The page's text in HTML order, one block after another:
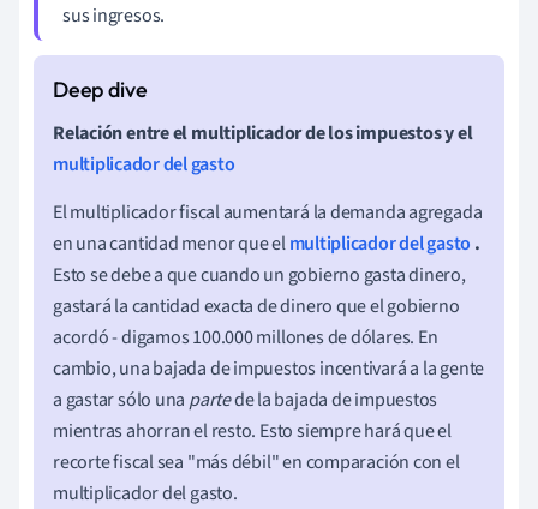
sus ingresos.
Relación entre el multiplicador de los impuestos y el
multiplicador del gasto
El multiplicador fiscal aumentará la demanda agregada
en una cantidad menor que elmultiplicador del gasto .
Esto se debe a que cuando un gobierno gasta dinero,
gastará la cantidad exacta de dinero que el gobierno
acordó - digamos 100.000 millones de dólares. En
cambio, una bajada de impuestos incentivará a la gente
a gastar sólo una partede la bajada de impuestos
mientras ahorran el resto. Esto siempre hará que el
recorte fiscal sea "más débil" en comparación con el
multiplicador del gasto.